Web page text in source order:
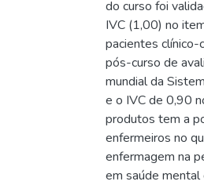
do curso foi
IVC (1,00) no
pacientes clínico-
pós-curso de
mundial da
e o IVC de 0,90
produtos tem a
enfermeiros no
enfermagem na
em saúde mental